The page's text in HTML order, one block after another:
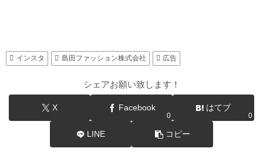
インスタ 島田ファッション株式会社 広告
シェアお願い致します！
X Facebook
0
はてブ
0
LINE コピー